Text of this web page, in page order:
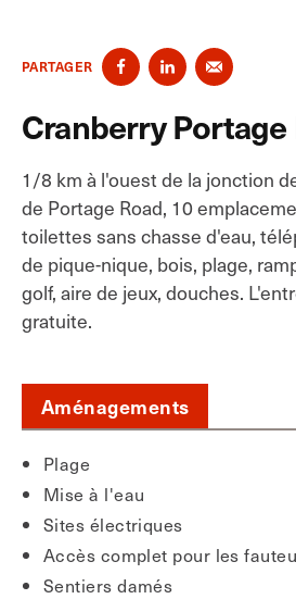
PARTAGER
Cranberry Portage
1/8 km à l'ouest de la jonction
de Portage Road, 10
toilettes sans chasse d'eau,
de pique-nique, bois, plage,
golf, aire de jeux, douches.
gratuite.
Aménagements
Plage
Mise à l'eau
Sites électriques
Accès complet pour les
Sentiers damés